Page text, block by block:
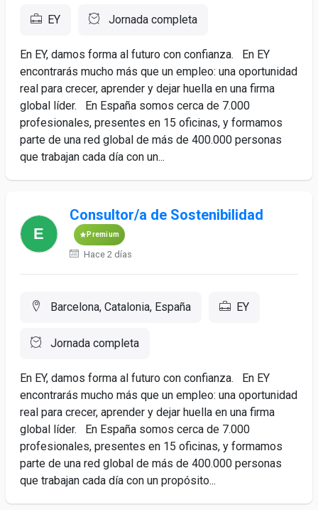
EY Jornada completa
En EY, damos forma al futuro con confianza. En EY
encontrarás mucho más que un empleo: una oportunidad
real para crecer, aprender y dejar huella en una firma
global líder. En España somos cerca de 7.000
profesionales, presentes en 15 oficinas, y formamos
parte de una red global de más de 400.000 personas
que trabajan cada día con un...
Consultor/a de Sostenibilidad
Premium
Hace 2 días
Barcelona, Catalonia, España EY
Jornada completa
En EY, damos forma al futuro con confianza. En EY
encontrarás mucho más que un empleo: una oportunidad
real para crecer, aprender y dejar huella en una firma
global líder. En España somos cerca de 7.000
profesionales, presentes en 15 oficinas, y formamos
parte de una red global de más de 400.000 personas
que trabajan cada día con un propósito...